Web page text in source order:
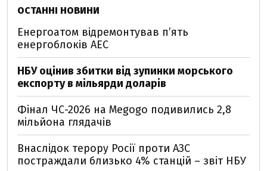
ОСТАННІ НОВИНИ
Енергоатом відремонтував п’ять
енергоблоків АЕС
НБУ оцінив збитки від зупинки морського
експорту в мільярди доларів
Фінал ЧС-2026 на Megogo подивились 2,8
мільйона глядачів
Внаслідок терору Росії проти АЗС
постраждали близько 4% станцій – звіт НБУ